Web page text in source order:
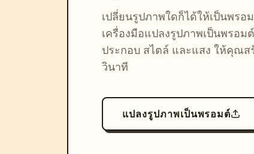
เปลี่ยนรูปภาพใดก็ได้ให้เป็นพรอ
เครื่องมือแปลงรูปภาพเป็นพรอม
ประกอบ สไตล์ และแสง ให้คุณส
วินาที
แปลงรูปภาพเป็นพรอมต์